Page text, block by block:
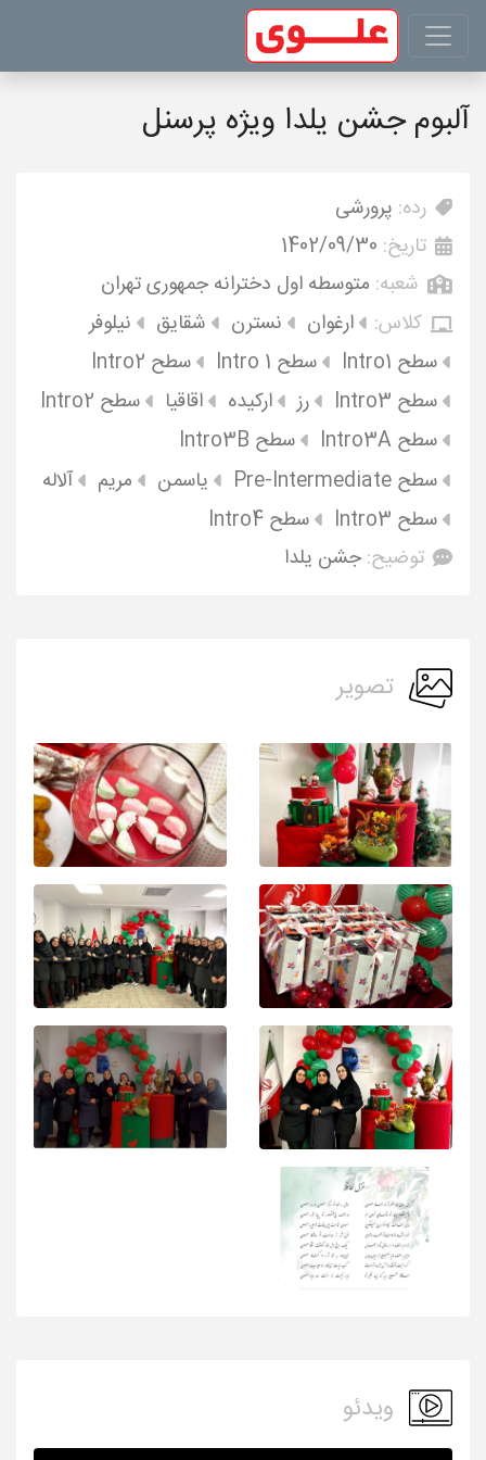
آلبوم جشن یلدا ویژه پرسنل
رده: پرورشی
تاریخ: 1402/09/30
شعبه: متوسطه اول دخترانه جمهوری تهران
کلاس:
ارغوان نسترن شقایق
نیلوفر
سطح Intro1
سطح Intro 1
سطح Intro2
سطح Intro3
رز ارکیده اقاقیا
سطح Intro2
سطح Intro3A
سطح Intro3B
سطح Pre-Intermediate
یاسمن مریم
آلاله
سطح Intro3
سطح Intro4
توضیح: جشن یلدا
تصویر
ویدئو